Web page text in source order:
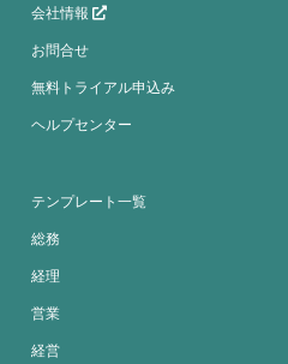
会社情報
お問合せ
無料トライアル申込み
ヘルプセンター
テンプレート一覧
総務
経理
営業
経営